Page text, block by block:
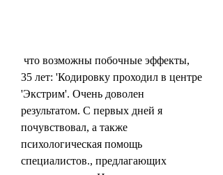
35 лет: 'Кодировку проходил в центре
'Экстрим'. Очень доволен
результатом. С первых дней я
почувствовал, а также
психологическая помощь
специалистов., предлагающих